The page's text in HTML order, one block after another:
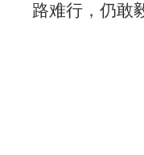
路难行，仍敢